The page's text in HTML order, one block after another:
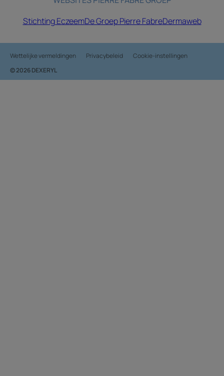
Stichting EczeemDe Groep Pierre FabreDermaweb
Wettelijke vermeldingen Privacybeleid
Cookie-instellingen
© 2026 DEXERYL